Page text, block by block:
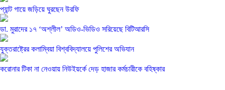
প্যান্ট গায়ে জড়িয়ে ঘুরছেন উরফি
ডা. মুরাদের ১৭ ‘অশ্লীল’ অডিও-ভিডিও সরিয়েছে বিটিআরসি
যুক্তরাষ্ট্রের কলাম্বিয়া বিশ্ববিদ্যালয়ে পুলিশের অভিযান
করোনার টিকা না নেওয়ায় নিউইয়র্কে দেড় হাজার কর্মচারীকে বহিষ্কার